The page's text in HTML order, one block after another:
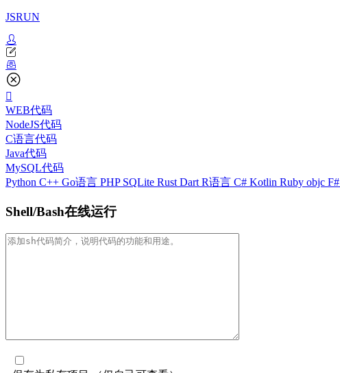
JSRUN
WEB代码
NodeJS代码
C语言代码
Java代码
MySQL代码
Python C++ Go语言 PHP SQLite Rust Dart R语言 C# Kotlin Ruby objc F#
Shell/Bash在线运行